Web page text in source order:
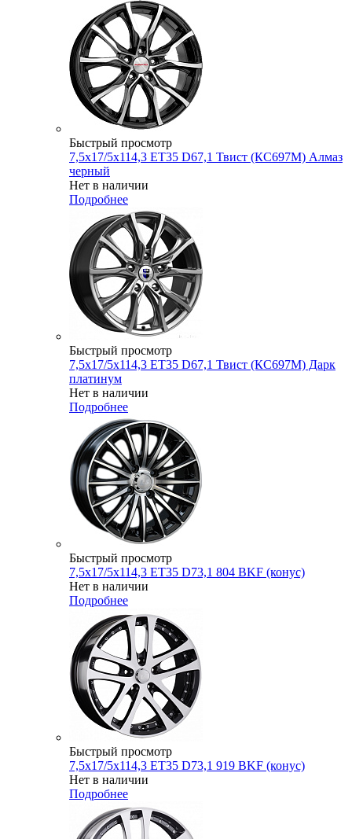
Быстрый просмотр
7,5x17/5x114,3 ET35 D67,1 Твист (КС697М) Алмаз
черный
Нет в наличии
Подробнее
Быстрый просмотр
7,5x17/5x114,3 ET35 D67,1 Твист (КС697М) Дарк
платинум
Нет в наличии
Подробнее
Быстрый просмотр
7,5x17/5x114,3 ET35 D73,1 804 BKF (конус)
Нет в наличии
Подробнее
Быстрый просмотр
7,5x17/5x114,3 ET35 D73,1 919 BKF (конус)
Нет в наличии
Подробнее